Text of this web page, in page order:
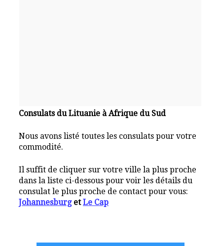
Consulats du Lituanie à Afrique du Sud
Nous avons listé toutes les consulats pour votre
commodité.
Il suffit de cliquer sur votre ville la plus proche
dans la liste ci-dessous pour voir les détails du
consulat le plus proche de contact pour vous:
JohannesburgetLe Cap